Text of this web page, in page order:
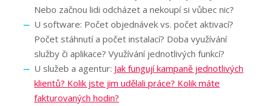
Nebo začnou lidi odcházet a nekoupí si vůbec nic?
U software: Počet objednávek vs. počet aktivací?
Počet stáhnutí a počet instalací? Doba využívání
služby či aplikace? Využívání jednotlivých funkcí?
U služeb a agentur: Jak fungují kampaně jednotlivých
klientů? Kolik jste jim udělali práce? Kolik máte
fakturovaných hodin?